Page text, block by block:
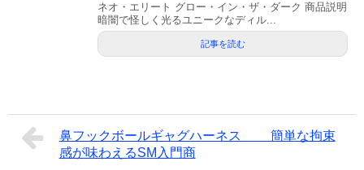
ネオ・エリート グロー・イン・ザ・ダーク 商品説明
暗闇で怪しく光るユニークなディル...
記事を読む
鼻フックボールギャグハーネス 簡単な拘束
感が味わえるSM入門商